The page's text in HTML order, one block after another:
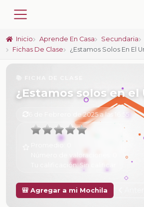
Inicio Aprende En Casa Secundaria
Fichas De Clase
¿Estamos Solos En El
¿Estamos solos en el
6 de Febrero de 2025 a las 16:55
Número de valoraciones:
Tu calificación:Sin calificar
🎒 Agregar a mi Mochila